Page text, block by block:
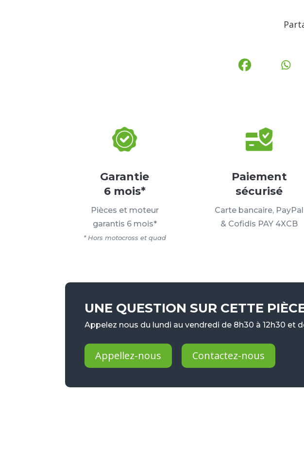
Garantie
6 mois*
Pièces et moteur
garantis 6 mois*
* Hors motocross et quad
Paiement
sécurisé
Carte bancaire, PayPal
& Cofidis PAY 4XCB
UNE QUESTION SUR CETTE
Appelez nous du lundi au vendredi de 8h30 à 12h30 et
Appellez-nous Contactez-nous